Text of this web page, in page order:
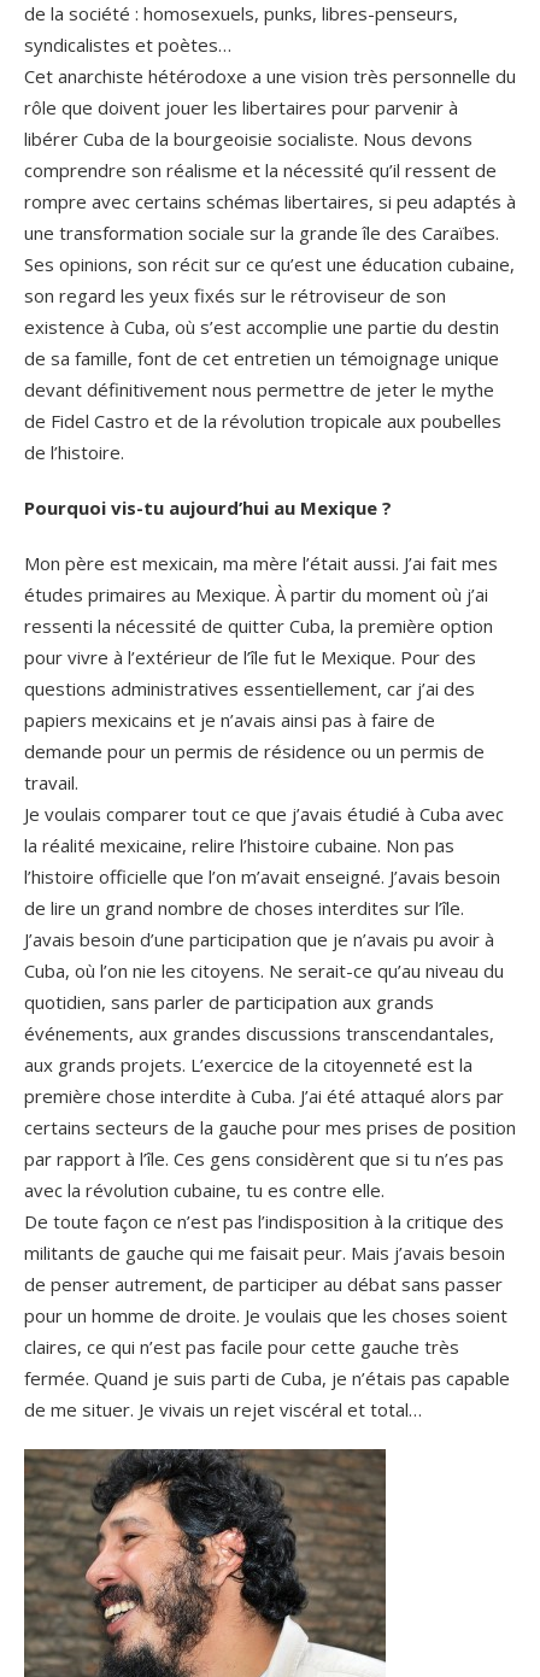
de la société : homosexuels, punks, libres-penseurs,
syndicalistes et poètes…
Cet anarchiste hétérodoxe a une vision très personnelle du
rôle que doivent jouer les libertaires pour parvenir à
libérer Cuba de la bourgeoisie socialiste. Nous devons
comprendre son réalisme et la nécessité qu’il ressent de
rompre avec certains schémas libertaires, si peu adaptés à
une transformation sociale sur la grande île des Caraïbes.
Ses opinions, son récit sur ce qu’est une éducation cubaine,
son regard les yeux fixés sur le rétroviseur de son
existence à Cuba, où s’est accomplie une partie du destin
de sa famille, font de cet entretien un témoignage unique
devant définitivement nous permettre de jeter le mythe
de Fidel Castro et de la révolution tropicale aux poubelles
de l’histoire.
Pourquoi vis-tu aujourd’hui au Mexique ?
Mon père est mexicain, ma mère l’était aussi. J’ai fait mes
études primaires au Mexique. À partir du moment où j’ai
ressenti la nécessité de quitter Cuba, la première option
pour vivre à l’extérieur de l’île fut le Mexique. Pour des
questions administratives essentiellement, car j’ai des
papiers mexicains et je n’avais ainsi pas à faire de
demande pour un permis de résidence ou un permis de
travail.
Je voulais comparer tout ce que j’avais étudié à Cuba avec
la réalité mexicaine, relire l’histoire cubaine. Non pas
l’histoire officielle que l’on m’avait enseigné. J’avais besoin
de lire un grand nombre de choses interdites sur l’île.
J’avais besoin d’une participation que je n’avais pu avoir à
Cuba, où l’on nie les citoyens. Ne serait-ce qu’au niveau du
quotidien, sans parler de participation aux grands
événements, aux grandes discussions transcendantales,
aux grands projets. L’exercice de la citoyenneté est la
première chose interdite à Cuba. J’ai été attaqué alors par
certains secteurs de la gauche pour mes prises de position
par rapport à l’île. Ces gens considèrent que si tu n’es pas
avec la révolution cubaine, tu es contre elle.
De toute façon ce n’est pas l’indisposition à la critique des
militants de gauche qui me faisait peur. Mais j’avais besoin
de penser autrement, de participer au débat sans passer
pour un homme de droite. Je voulais que les choses soient
claires, ce qui n’est pas facile pour cette gauche très
fermée. Quand je suis parti de Cuba, je n’étais pas capable
de me situer. Je vivais un rejet viscéral et total…